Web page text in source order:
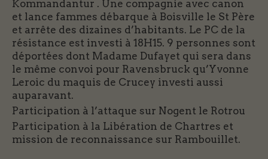
Kommandantur . Une compagnie avec canon
et lance fammes débarque à Boisville le St Père
et arrête des dizaines d’habitants. Le PC de la
résistance est investi à 18H15. 9 personnes sont
déportées dont Madame Dufayet qui sera dans
le même convoi pour Ravensbruck qu’Yvonne
Leroic du maquis de Crucey investi aussi
auparavant.
Participation à l’attaque sur Nogent le Rotrou
Participation à la Libération de Chartres et
mission de reconnaissance sur Rambouillet.